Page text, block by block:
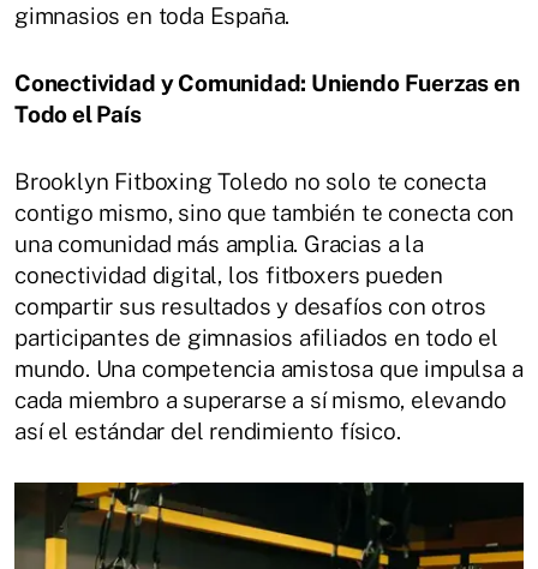
gimnasios en toda España.
Conectividad y Comunidad: Uniendo Fuerzas en
Todo el País
Brooklyn Fitboxing Toledo no solo te conecta
contigo mismo, sino que también te conecta con
una comunidad más amplia. Gracias a la
conectividad digital, los fitboxers pueden
compartir sus resultados y desafíos con otros
participantes de gimnasios afiliados en todo el
mundo. Una competencia amistosa que impulsa a
cada miembro a superarse a sí mismo, elevando
así el estándar del rendimiento físico.